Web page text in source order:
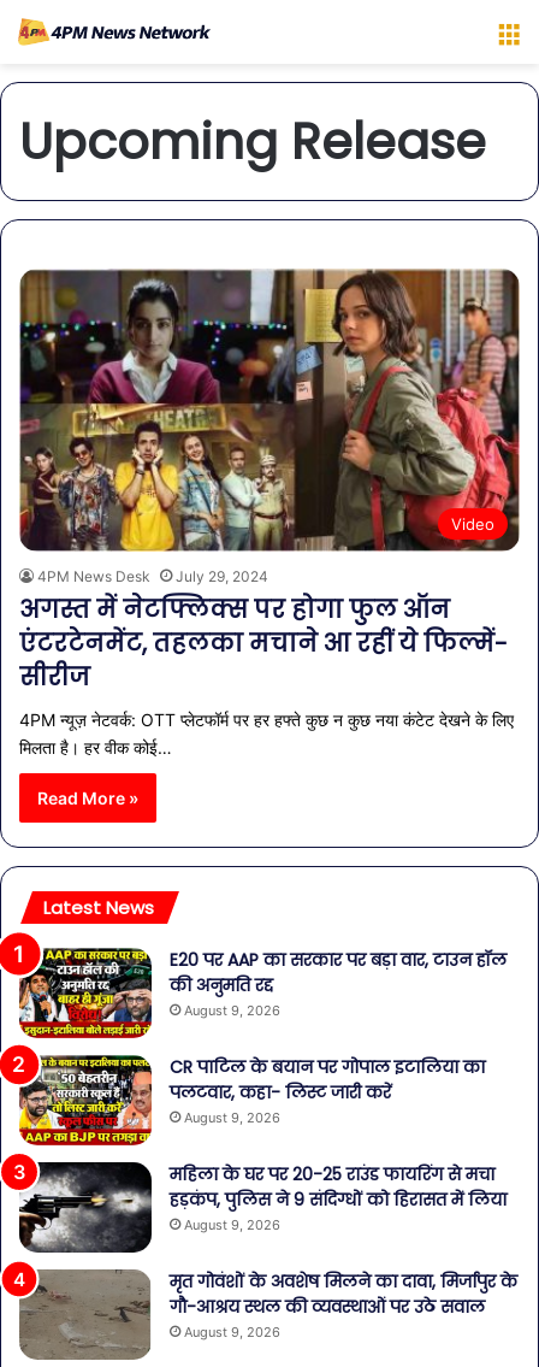
Upcoming Release
Video
4PM News Desk July 29, 2024
अगस्त में नेटफ्लिक्स पर होगा फुल ऑन
एंटरटेनमेंट, तहलका मचाने आ रहीं ये फिल्में-
सीरीज
4PM न्यूज़ नेटवर्क: OTT प्लेटफॉर्म पर हर हफ्ते कुछ न कुछ नया कंटेट देखने के लिए
मिलता है। हर वीक कोई…
Read More »
Latest News
E20 पर AAP का सरकार पर बड़ा वार, टाउन हॉल
की अनुमति रद्द
August 9, 2026
CR पाटिल के बयान पर गोपाल इटालिया का
पलटवार, कहा- लिस्ट जारी करें
August 9, 2026
महिला के घर पर 20-25 राउंड फायरिंग से मचा
हड़कंप, पुलिस ने 9 संदिग्धों को हिरासत में लिया
August 9, 2026
मृत गोवंशों के अवशेष मिलने का दावा, मिर्जापुर के
गौ-आश्रय स्थल की व्यवस्थाओं पर उठे सवाल
August 9, 2026